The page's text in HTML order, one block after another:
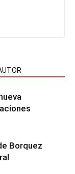
Borquez